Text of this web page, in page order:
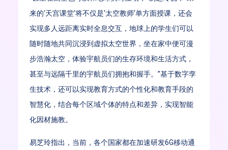
来的‘天宫课堂’将不仅是‘太空教师’单方面授课，还会
实现多人远距离实时全息交互，地球上的学生们可以
随时随地共同沉浸到虚拟太空世界，坐在家中便可漫
步浩瀚太空，体验宇航员们的生存环境和生活方式，
甚至与远隔千里的宇航员们拥抱和握手。”基于数字孪
生技术，还可以实现教育方式的个性化和教育手段的
智慧化，结合每个区域个体的特点和差异，实现智能
化因材施教。
易芝玲指出，当前，各个国家都在加速研发6G移动通